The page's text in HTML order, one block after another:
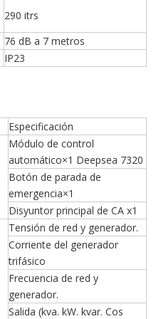
290 itrs
76 dB a 7 metros
IP23
Especificación
Módulo de control
automático×1 Deepsea 7320
Botón de parada de
emergencia×1
Disyuntor principal de CA x1
Tensión de red y generador.
Corriente del generador
trifásico
Frecuencia de red y
generador.
Salida (kva. kW. kvar. Cos